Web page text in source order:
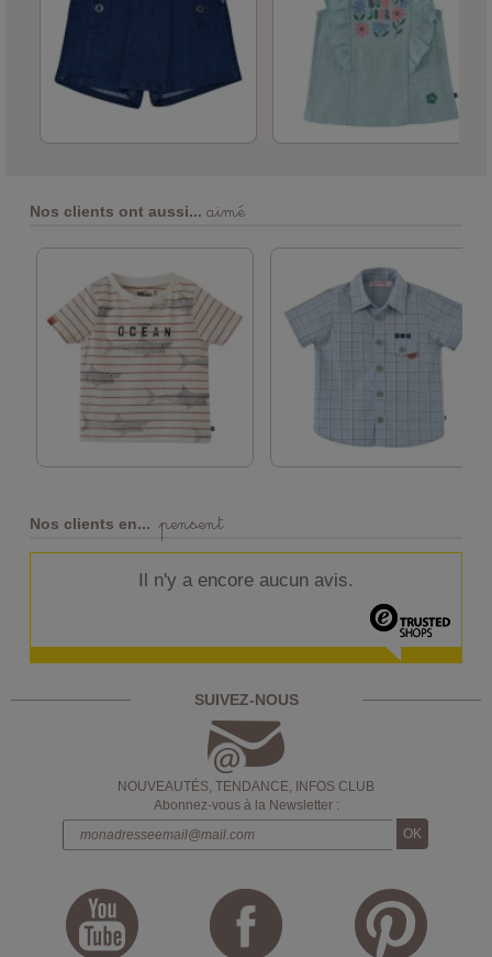
Nos clients ont aussi... aimé
Nos clients en... pensent
Il n'y a encore aucun avis.
SUIVEZ-NOUS
NOUVEAUTÉS, TENDANCE, INFOS CLUB
Abonnez-vous à la Newsletter :